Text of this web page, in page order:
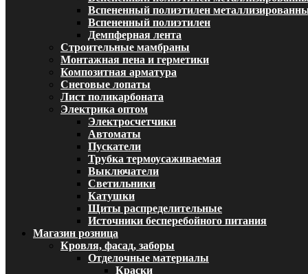
Вспененный полиэтилен
Вспененный полиэтилен
Демпферная лента
Строительные мамбраны
Монтажная пена и герметики
Композитная арматура
Снеговые лопаты
Лист поликарбоната
Электрика оптом
Электросчетчики
Автоматы
Пускатели
Трубка термоусаживаемая
Выключатели
Светильники
Катушки
Щиты распределительные
Источники бесперебойного питания
Магазин розница
Кровля, фасад, заборы
Отделочные материалы
Краски